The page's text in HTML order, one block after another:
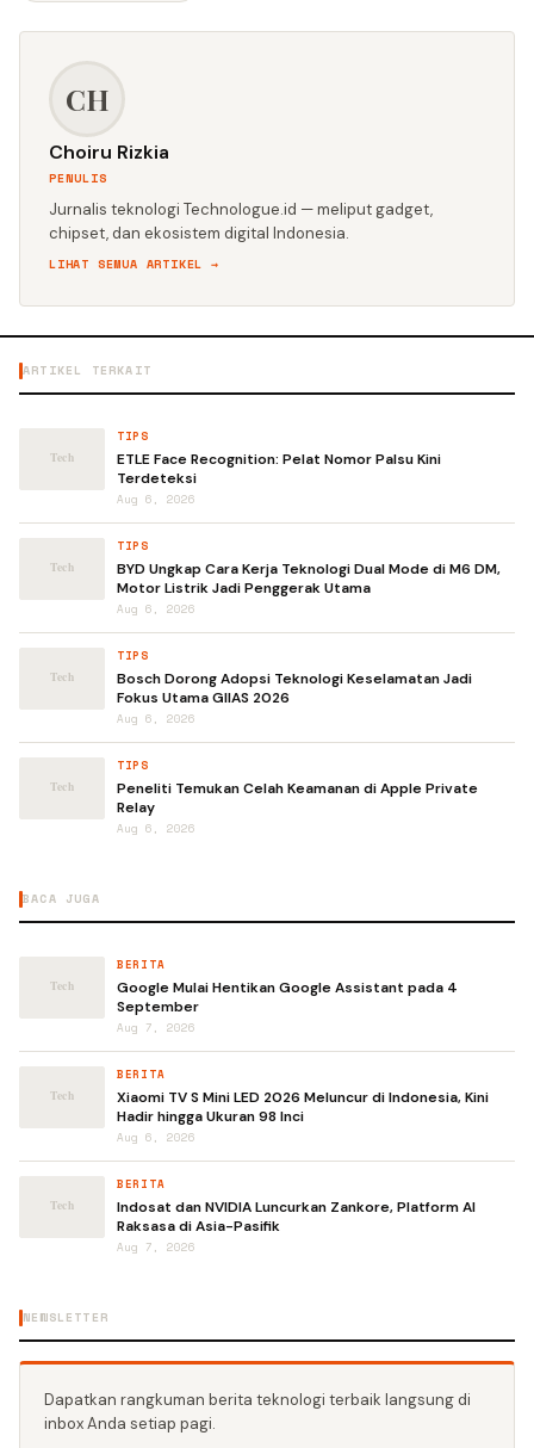
CH
Choiru Rizkia
PENULIS
Jurnalis teknologi Technologue.id — meliput gadget,
chipset, dan ekosistem digital Indonesia.
LIHAT SEMUA ARTIKEL →
ARTIKEL TERKAIT
TIPS
ETLE Face Recognition: Pelat Nomor Palsu Kini
Terdeteksi
Aug 6, 2026
TIPS
BYD Ungkap Cara Kerja Teknologi Dual Mode di M6 DM,
Motor Listrik Jadi Penggerak Utama
Aug 6, 2026
TIPS
Bosch Dorong Adopsi Teknologi Keselamatan Jadi
Fokus Utama GIIAS 2026
Aug 6, 2026
TIPS
Peneliti Temukan Celah Keamanan di Apple Private
Relay
Aug 6, 2026
BACA JUGA
BERITA
Google Mulai Hentikan Google Assistant pada 4
September
Aug 7, 2026
BERITA
Xiaomi TV S Mini LED 2026 Meluncur di Indonesia, Kini
Hadir hingga Ukuran 98 Inci
Aug 6, 2026
BERITA
Indosat dan NVIDIA Luncurkan Zankore, Platform AI
Raksasa di Asia-Pasifik
Aug 7, 2026
NEWSLETTER
Dapatkan rangkuman berita teknologi terbaik langsung di
inbox Anda setiap pagi.